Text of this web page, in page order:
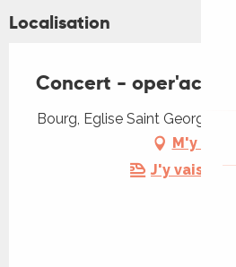
Localisation
Concert -
Bourg, Eglise Saint Georges,
M'y
J'y vais en